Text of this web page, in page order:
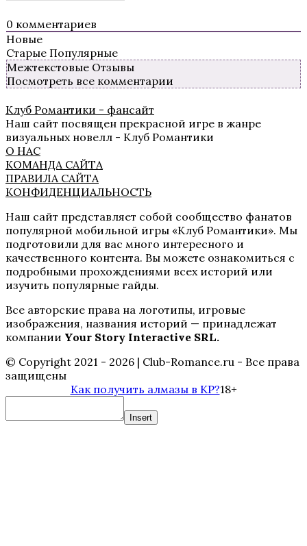
Пришествие Номер Три
Пропавшие
Бюро Параллельных Миров
0 комментариев
Новые
Старые Популярные
Межтекстовые Отзывы
Посмотреть все комментарии
Клуб Романтики - фансайт
Наш сайт посвящен прекрасной игре в жанре
визуальных новелл - Клуб Романтики
О НАС
КОМАНДА САЙТА
ПРАВИЛА САЙТА
КОНФИДЕНЦИАЛЬНОСТЬ
Наш сайт представляет собой сообщество фанатов
популярной мобильной игры «Клуб Романтики». Мы
подготовили для вас много интересного и
качественного контента. Вы можете ознакомиться с
подробными прохождениями всех историй или
изучить популярные гайды.
Все авторские права на логотипы, игровые
изображения, названия историй — принадлежат
компании Your Story Interactive SRL.
© Copyright 2021 - 2026 | Club-Romance.ru - Все права
защищены
Как получить алмазы в КР?18+
Insert